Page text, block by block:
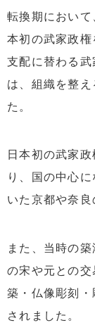
転換期において
本初の武家政
支配に替わる
は、組織を整
た。
日本初の武家
り、国の中心
いた京都や奈良
また、当時の
の宋や元との
築・仏像彫刻
されました。